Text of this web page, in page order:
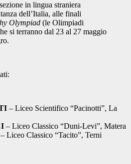
in lingua straniera
dell’Italia, alle finali
Olympiad (le Olimpiadi
si terranno dal 23 al 27 maggio
– Liceo Scientifico “Pacinotti”, La
– Liceo Classico “Duni-Levi”, Matera
– Liceo Classico “Tacito”, Terni